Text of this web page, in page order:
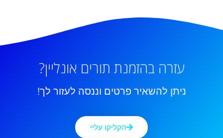
עזרה בהזמנת תורים אונליין?
ניתן להשאיר פרטים וננסה לעזור לך!
הקליקו עליי